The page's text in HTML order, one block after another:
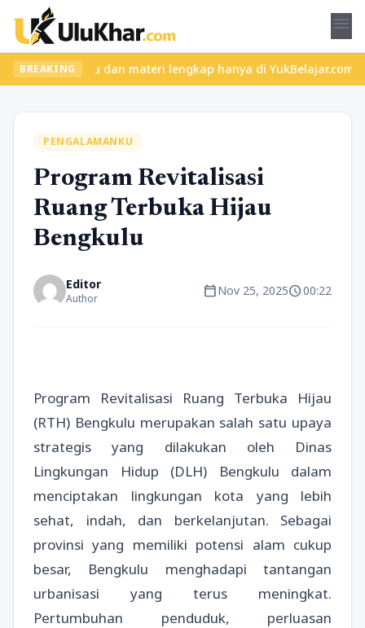
menu
BREAKING
seru dan materi lengkap hanya di YukBelajar.com. Mulai
PENGALAMANKU
Program Revitalisasi
Ruang Terbuka Hijau
Bengkulu
Editor
Author calendar_todayNov 25, 2025schedule00:22
Program Revitalisasi Ruang Terbuka Hijau
(RTH) Bengkulu merupakan salah satu upaya
strategis yang dilakukan oleh Dinas
Lingkungan Hidup (DLH) Bengkulu dalam
menciptakan lingkungan kota yang lebih
sehat, indah, dan berkelanjutan. Sebagai
provinsi yang memiliki potensi alam cukup
besar, Bengkulu menghadapi tantangan
urbanisasi yang terus meningkat.
Pertumbuhan penduduk, perluasan